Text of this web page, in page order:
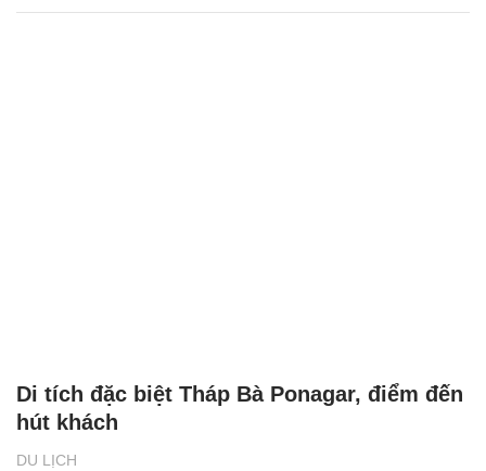
DU LỊCH
Di tích đặc biệt Tháp Bà Ponagar, điểm đến
hút khách